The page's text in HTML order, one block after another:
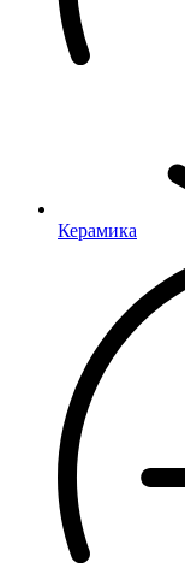
Керамика